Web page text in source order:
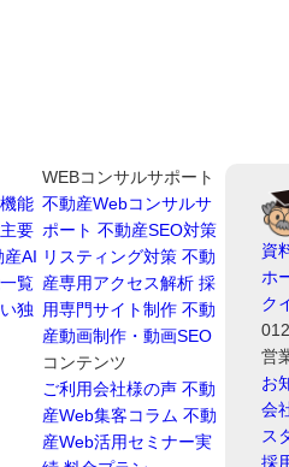
能
要
産AI
覧
独
WEBコンサルサポート
不動産Webコンサルサ
ポート 不動産SEO対策
リスティング対策 不動
産専用アクセス解析 採
用専門サイト制作 不動
産動画制作・動画SEO
コンテンツ
ご利用会社様の声 不動
産Web集客コラム 不動
産Web活用セミナー実
資
ホ
ク
営
お
会
ス
採